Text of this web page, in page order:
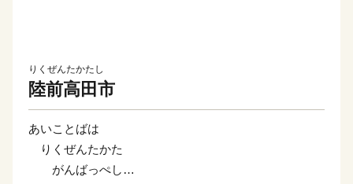
りくぜんたかたし
陸前高田市
あいことばは
りくぜんたかた
がんばっぺし